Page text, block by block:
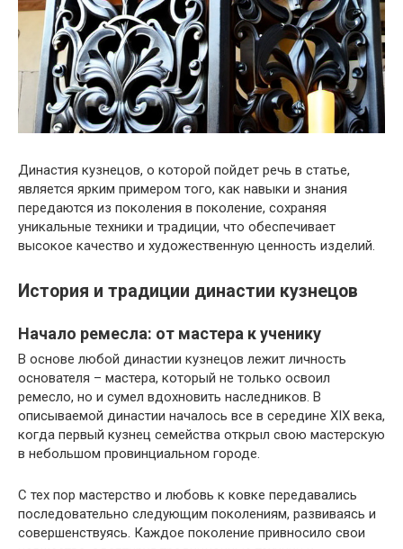
Династия кузнецов, о которой пойдет речь в статье,
является ярким примером того, как навыки и знания
передаются из поколения в поколение, сохраняя
уникальные техники и традиции, что обеспечивает
высокое качество и художественную ценность изделий.
История и традиции династии кузнецов
Начало ремесла: от мастера к ученику
В основе любой династии кузнецов лежит личность
основателя – мастера, который не только освоил
ремесло, но и сумел вдохновить наследников. В
описываемой династии началось все в середине XIX века,
когда первый кузнец семейства открыл свою мастерскую
в небольшом провинциальном городе.
С тех пор мастерство и любовь к ковке передавались
последовательно следующим поколениям, развиваясь и
совершенствуясь. Каждое поколение привносило свои